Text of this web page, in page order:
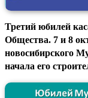
Третий юбилей
Общества. 7 и 8
новосибирского
начала его